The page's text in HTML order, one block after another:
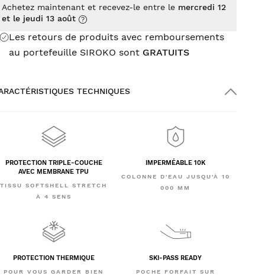
Les retours de produits avec remboursements
au portefeuille SIROKO sont GRATUITS
Achetez maintenant et recevez-le entre le mercredi 12
et le jeudi 13 août
TECHNIQUES
PROTECTION TRIPLE-COUCHE
AVEC MEMBRANE TPU
TISSU SOFTSHELL STRETCH
À 4 SENS
IMPERMÉABLE 10K
COLONNE D'EAU JUSQU'À 10
000 MM
PROTECTION THERMIQUE
POUR VOUS GARDER BIEN
SKI-PASS READY
POCHE FORFAIT SUR